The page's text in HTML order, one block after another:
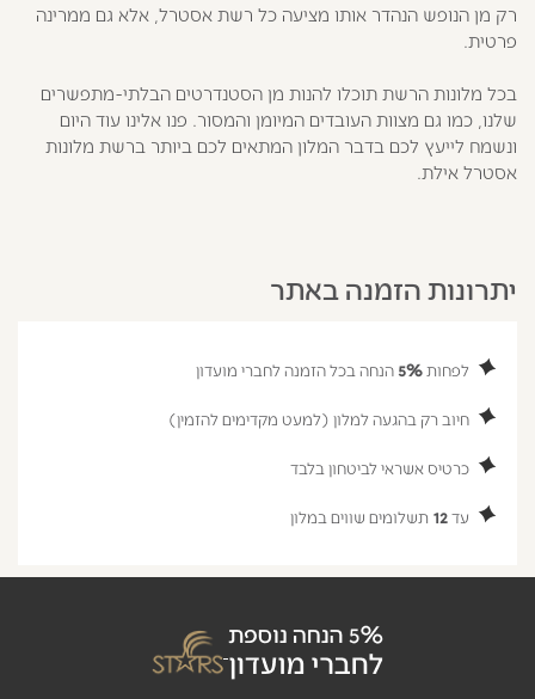
רק מן הנופש הנהדר אותו מציעה כל רשת אסטרל, אלא גם ממרינה
פרטית.
בכל מלונות הרשת תוכלו להנות מן הסטנדרטים הבלתי-מתפשרים
שלנו, כמו גם מצוות העובדים המיומן והמסור. פנו אלינו עוד היום
ונשמח לייעץ לכם בדבר המלון המתאים לכם ביותר ברשת מלונות
אסטרל אילת.
יתרונות הזמנה באתר
לפחות5% הנחה בכל הזמנה לחברי מועדון
חיוב רק בהגעה למלון (למעט מקדימים להזמין)
כרטיס אשראי לביטחון בלבד
עד12 תשלומים שווים במלון